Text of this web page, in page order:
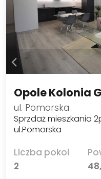
Opole Kolonia
ul. Pomorska
Sprzdaż mieszkania
ul.Pomorska
Liczba pokoi
2